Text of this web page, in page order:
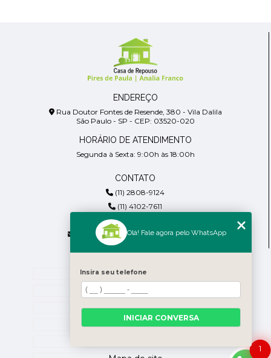
ENDEREÇO
Rua Doutor Fontes de Resende, 380 - Vila Dalila
São Paulo - SP - CEP: 03520-020
HORÁRIO DE ATENDIMENTO
Segunda à Sexta: 9:00h às 18:00h
CONTATO
(11) 2808-9124
(11) 4102-7611
(11) 99918-4901
residencialpiresdepaula@gmail.com
Home
Empresa
Blog
Contato
1
Olá! Fale agora pelo WhatsApp
Insira seu telefone
INICIAR CONVERSA